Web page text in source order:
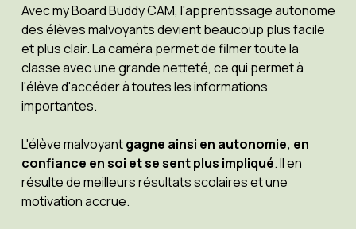
Avec my Board Buddy CAM, l'apprentissage autonome
des élèves malvoyants devient beaucoup plus facile
et plus clair. La caméra permet de filmer toute la
classe avec une grande netteté, ce qui permet à
l'élève d'accéder à toutes les informations
importantes.
L'élève malvoyantgagne ainsi en autonomie, en
confiance en soi et se sent plus impliqué. Il en
résulte de meilleurs résultats scolaires et une
motivation accrue.